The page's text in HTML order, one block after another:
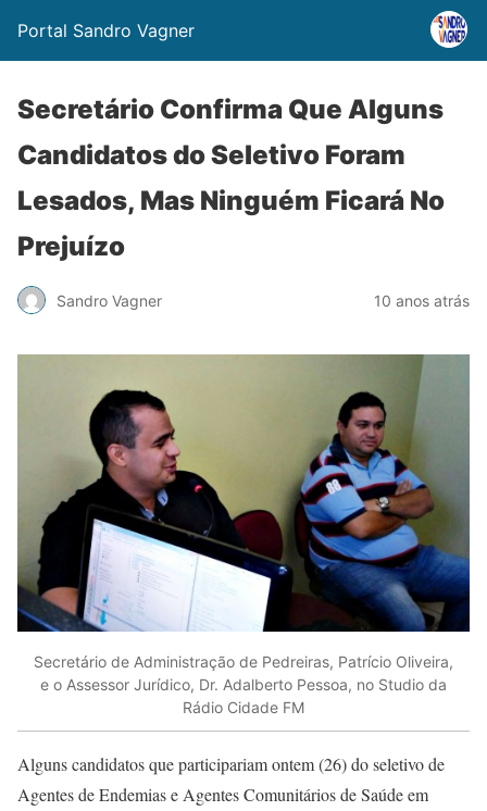
Portal Sandro Vagner
Secretário Confirma Que Alguns
Candidatos do Seletivo Foram
Lesados, Mas Ninguém Ficará No
Prejuízo
Sandro Vagner 10 anos atrás
Secretário de Administração de Pedreiras, Patrício Oliveira,
e o Assessor Jurídico, Dr. Adalberto Pessoa, no Studio da
Rádio Cidade FM
Alguns candidatos que participariam ontem (26) do seletivo de
Agentes de Endemias e Agentes Comunitários de Saúde em